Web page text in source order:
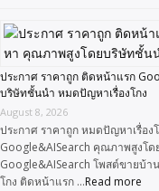
ประกาศ ราคาถูก ติดหน้าแรก
บริษัทชั้นนำ หมดปัญหาเรื่องโกง
August 8, 2026
ประกาศ ราคาถูก หมดปัญหาเรื่อ
Google&AISearch คุณภาพสูงโ
Google&AISearch โพสต์ขายบ้
โกง ติดหน้าแรก …Read more